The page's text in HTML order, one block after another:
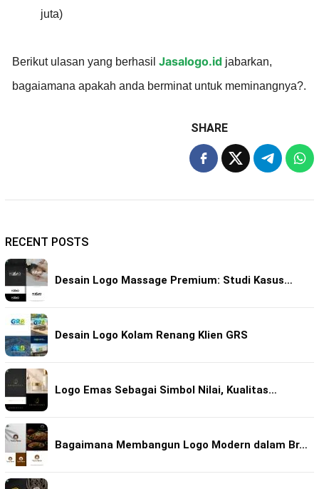
juta)
Berikut ulasan yang berhasil Jasalogo.id jabarkan,
bagaiamana apakah anda berminat untuk meminangnya?.
SHARE
RECENT POSTS
Desain Logo Massage Premium: Studi Kasus…
Desain Logo Kolam Renang Klien GRS
Logo Emas Sebagai Simbol Nilai, Kualitas…
Bagaimana Membangun Logo Modern dalam Br…